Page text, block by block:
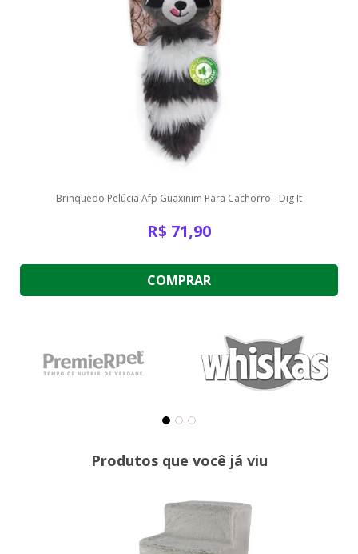
Brinquedo Pelúcia Afp Guaxinim Para Cachorro - Dig It
R$ 71,90
COMPRAR
Produtos que você já viu